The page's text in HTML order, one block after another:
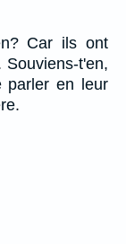
Car ils ont
t'en,
parler en leur